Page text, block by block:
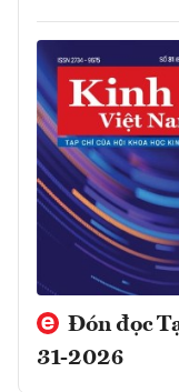
Đón đọc
31-2026